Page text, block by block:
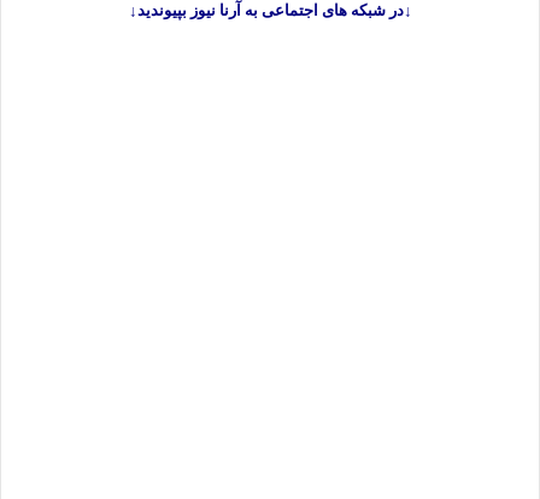
↓در شبکه های اجتماعی به آرنا نیوز بپیوندید↓